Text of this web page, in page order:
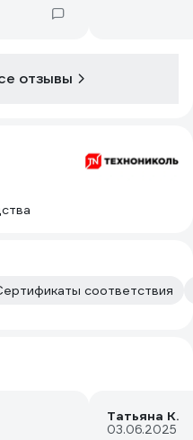
отзывы
соответствия
Татьяна К.
03.06.2025